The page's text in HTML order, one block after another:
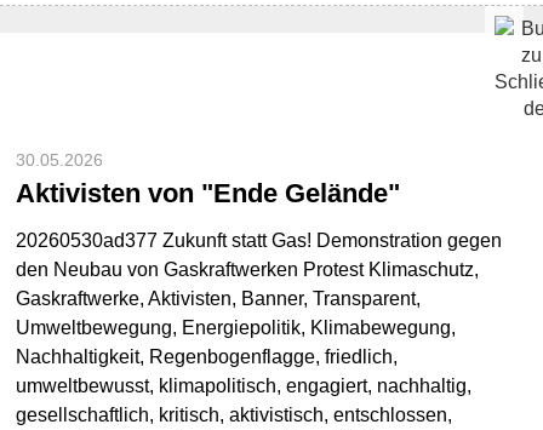
30.05.2026
Aktivisten von "Ende Gelände"
20260530ad377 Zukunft statt Gas! Demonstration gegen
den Neubau von Gaskraftwerken Protest Klimaschutz,
Gaskraftwerke, Aktivisten, Banner, Transparent,
Umweltbewegung, Energiepolitik, Klimabewegung,
Nachhaltigkeit, Regenbogenflagge, friedlich,
umweltbewusst, klimapolitisch, engagiert, nachhaltig,
gesellschaftlich, kritisch, aktivistisch, entschlossen,